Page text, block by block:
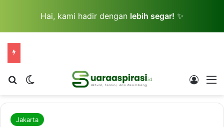
Hai, kami hadir dengan lebih segar! ✨
Cari berita...Switch skin Log In
Jakarta